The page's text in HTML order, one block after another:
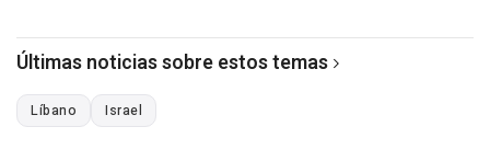
Últimas noticias sobre estos temas
Líbano Israel